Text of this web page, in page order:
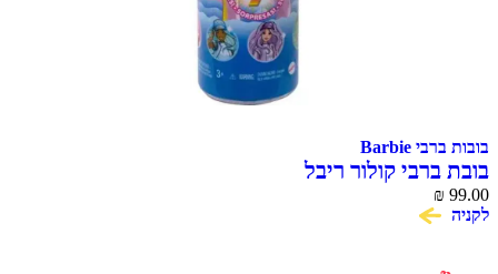
בובות ברבי Barbie
בובת ברבי קולור ריבל
₪ 99.00
לקניה